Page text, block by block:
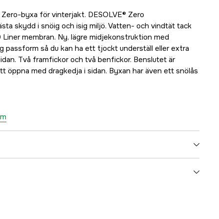
byxa för vinterjakt. DESOLVE® Zero
skydd i snöig och isig miljö. Vatten- och vindtät tack
Liner membran. Ny, lägre midjekonstruktion med
passform så du kan ha ett tjockt underställ eller extra
Två framfickor och två benfickor. Benslutet är
öppna med dragkedja i sidan. Byxan har även ett snölås